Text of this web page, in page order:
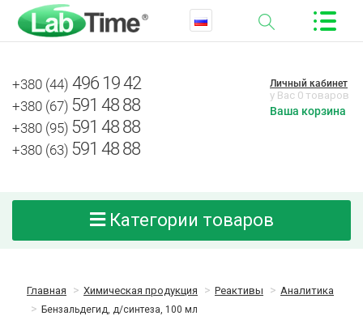
+380 (44) 496 19 42
+380 (67) 591 48 88
+380 (95) 591 48 88
+380 (63) 591 48 88
Личный кабинет
у Вас 0 товаров
Ваша корзина
Категории товаров
Главная Химическая продукция Реактивы Аналитика
Бензальдегид, д/синтеза, 100 мл